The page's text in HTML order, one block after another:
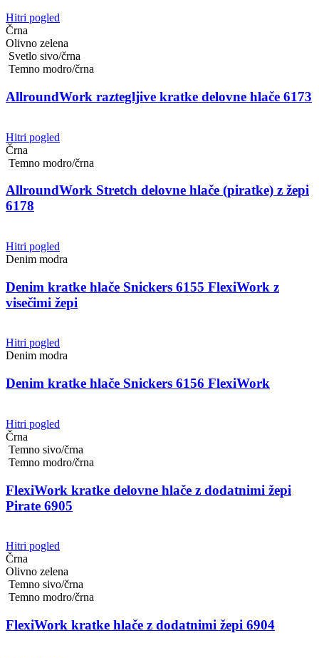
Hitri pogled
Črna
Olivno zelena
Svetlo sivo/črna
Temno modro/črna
AllroundWork raztegljive kratke delovne hlače 6173
Hitri pogled
Črna
Temno modro/črna
AllroundWork Stretch delovne hlače (piratke) z žepi
6178
Hitri pogled
Denim modra
Denim kratke hlače Snickers 6155 FlexiWork z
visečimi žepi
Hitri pogled
Denim modra
Denim kratke hlače Snickers 6156 FlexiWork
Hitri pogled
Črna
Temno sivo/črna
Temno modro/črna
FlexiWork kratke delovne hlače z dodatnimi žepi
Pirate 6905
Hitri pogled
Črna
Olivno zelena
Temno sivo/črna
Temno modro/črna
FlexiWork kratke hlače z dodatnimi žepi 6904